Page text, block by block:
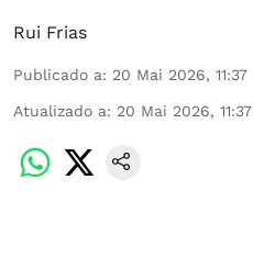
Rui Frias
Publicado a: 20 Mai 2026, 11:37
Atualizado a: 20 Mai 2026, 11:37